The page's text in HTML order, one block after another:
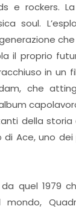
e rockers.
soul.
il proprio
in un
che
della storia
di Ace, uno
quel 1979